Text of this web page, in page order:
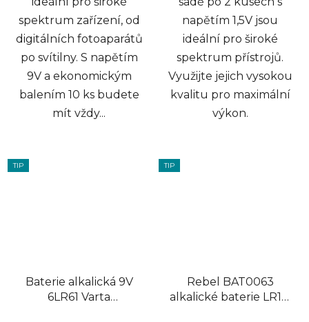
spektrum zařízení, od
digitálních fotoaparátů
po svítilny. S napětím
9V a ekonomickým
balením 10 ks budete
mít vždy...
napětím 1,5V jsou
ideální pro široké
spektrum přístrojů.
Využijte jejich vysokou
kvalitu pro maximální
výkon.
TIP
Baterie alkalická 9V
6LR61 Varta
TIP
Rebel BAT0063
alkalické baterie LR14,